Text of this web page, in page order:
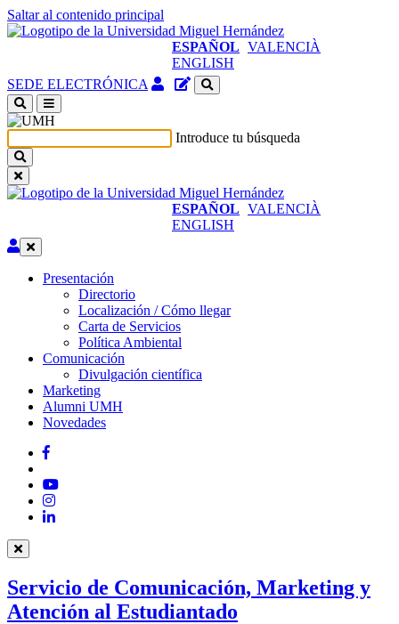
Saltar al contenido principal
ESPAÑOL VALENCIÀ
ENGLISH
SEDE ELECTRÓNICA Acceso
identificado
en
ventana
Gestor
del
sitio
Introduce tu búsqueda
ESPAÑOL VALENCIÀ
ENGLISH
Editar
Presentación
Presentación
Directorio
Localización / Cómo llegar
Carta de Servicios
Política Ambiental
Comunicación
Comunicación
Divulgación científica
Marketing
Alumni UMH
Novedades
Facebook
YouTube
Instagram
LinkedIn
Servicio de Comunicación, Marketing y
Atención al Estudiantado